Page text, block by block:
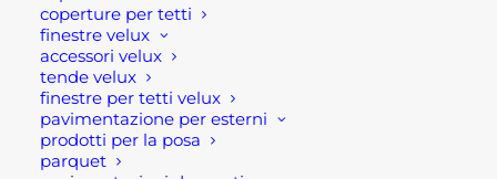
coperture per tetti
finestre velux
accessori velux
tende velux
finestre per tetti velux
pavimentazione per esterni
prodotti per la posa
parquet
anni direttive europee e disposizioni del Ministero
del Lavoro e delle Politiche sociali hanno
disciplinato e regolamentato nazionali per il cui il
conseguimento di questi obbiettivi*.
Lelinee vita proposte da Rota commerciale sono